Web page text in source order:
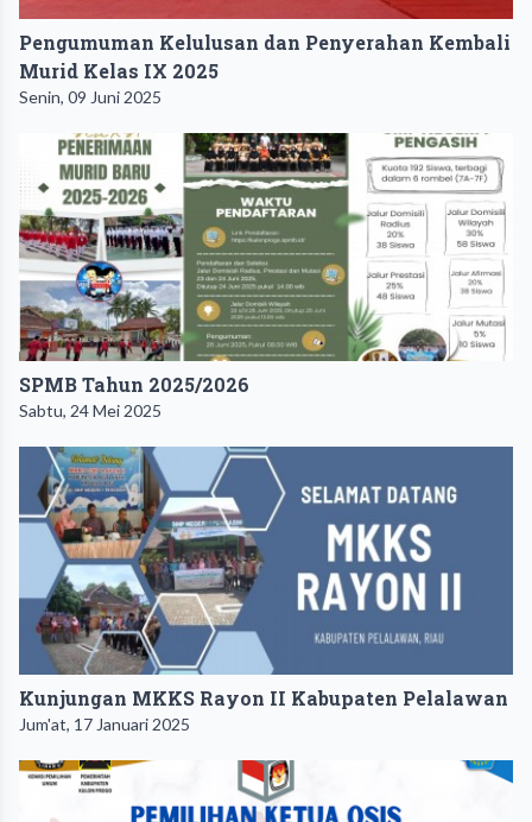
Pengumuman Kelulusan dan Penyerahan Kembali
Murid Kelas IX 2025
Senin, 09 Juni 2025
SPMB Tahun 2025/2026
Sabtu, 24 Mei 2025
Kunjungan MKKS Rayon II Kabupaten Pelalawan
Jum'at, 17 Januari 2025